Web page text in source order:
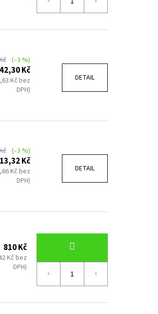
(–3 %)
Kč
Kč bez
DPH)
DETAIL
(–3 %)
Kč
Kč bez
DPH)
DETAIL
810 Kč
Kč bez
DPH)